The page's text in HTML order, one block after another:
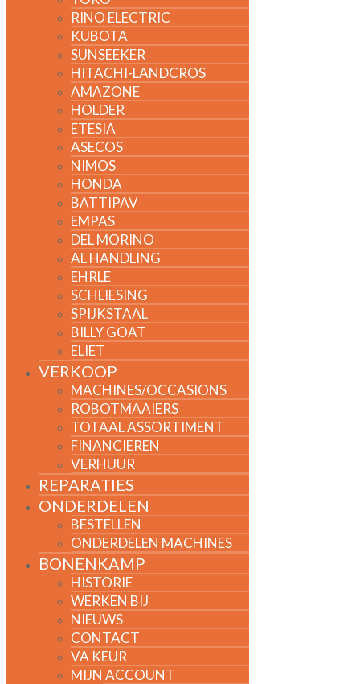
RINO ELECTRIC
KUBOTA
SUNSEEKER
HITACHI-LANDCROS
AMAZONE
HOLDER
ETESIA
ASECOS
NIMOS
HONDA
BATTIPAV
EMPAS
DEL MORINO
AL HANDLING
EHRLE
SCHLIESING
SPIJKSTAAL
BILLY GOAT
ELIET
VERKOOP
MACHINES/OCCASIONS
ROBOTMAAIERS
TOTAAL ASSORTIMENT
FINANCIEREN
VERHUUR
REPARATIES
ONDERDELEN
BESTELLEN
ONDERDELEN MACHINES
BONENKAMP
HISTORIE
WERKEN BIJ
NIEUWS
CONTACT
VA KEUR
MIJN ACCOUNT